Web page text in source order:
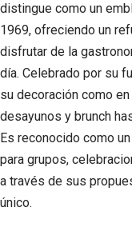
distingue como un
1969, ofreciendo un
disfrutar de la
día. Celebrado por su
su decoración como
desayunos y brunch
Es reconocido como
para grupos,
a través de sus
único.